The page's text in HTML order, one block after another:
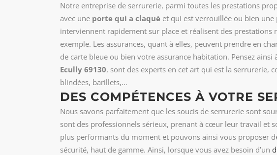
Notre entreprise de serrurerie, parmi toutes les prestations
avec une porte qui a claqué et qui est verrouillée ou bien une
interviennent rapidement sur place et réalisent des
exemple. Les assurances, quant à elles, peuvent prendre en
de carte bleue ou bien votre assurance habitation. Pensez
Ecully 69130, sont des experts en cet art qui est la serrurerie,
blindées, barillets,…
DES COMPÉTENCES À VOTRE
Nous savons parfaitement que les soucis de serrurerie sont
sont des professionnels sérieux, prenant à cœur leur travail et
plus performants du moment et pouvons ainsi vous proposer
sécurité, haut de gamme. Ainsi, lorsque vous avez besoin d’un